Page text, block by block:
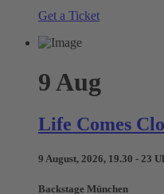
Get a Ticket
9 Aug
Life Comes
9 August, 2026, 19.30 - 23
Backstage München